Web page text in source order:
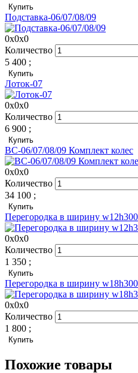
Купить
Подставка-06/07/08/09
0x0x0
Количество
5 400 ;
Купить
Лоток-07
0x0x0
Количество
6 900 ;
Купить
ВС-06/07/08/09 Комплект колес
0x0x0
Количество
34 100 ;
Купить
Перегородка в ширину
0x0x0
Количество
1 350 ;
Купить
Перегородка в ширину
0x0x0
Количество
1 800 ;
Купить
Похожие товары